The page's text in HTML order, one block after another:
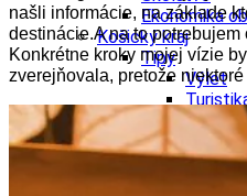
Ekonomika
Košický kraj
Tipy
Výlet
Hrady
Podujatia
Výstava
našli informácie, na základe
destinácie.A na to
Konkrétne kroky mojej vízie
zverejňovala, pretože